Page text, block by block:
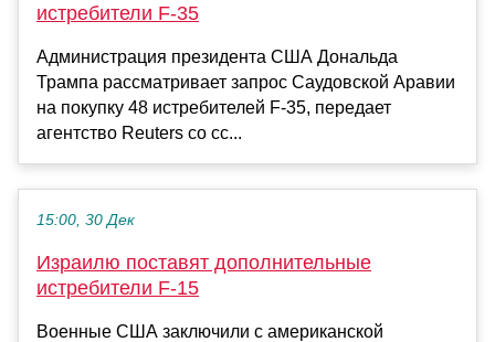
истребители F-35
Администрация президента США Дональда
Трампа рассматривает запрос Саудовской Аравии
на покупку 48 истребителей F-35, передает
агентство Reuters со сс...
15:00, 30 Дек
Израилю поставят дополнительные
истребители F-15
Военные США заключили с американской